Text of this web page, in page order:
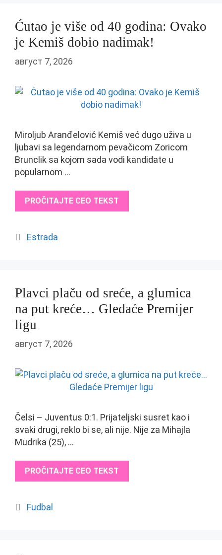
Ćutao je više od 40 godina: Ovako
je Kemiš dobio nadimak!
август 7, 2026
Miroljub Aranđelović Kemiš već dugo uživa u
ljubavi sa legendarnom pevačicom Zoricom
Brunclik sa kojom sada vodi kandidate u
popularnom …
PROČITAJTE CEO TEKST
Categories
Estrada
Plavci plaču od sreće, a glumica
na put kreće… Gledaće Premijer
ligu
август 7, 2026
Čelsi – Juventus 0:1. Prijateljski susret kao i
svaki drugi, reklo bi se, ali nije. Nije za Mihajla
Mudrika (25), …
PROČITAJTE CEO TEKST
Categories
Fudbal